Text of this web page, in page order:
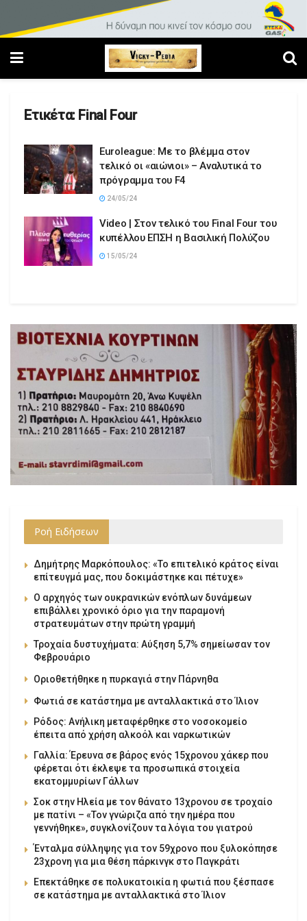
Ετικέτα: Final Four
Euroleague: Με το βλέμμα στον
τελικό οι «αιώνιοι» – Αναλυτικά το
πρόγραμμα του F4
24/05/24
Video | Στον τελικό του Final Four του
κυπέλλου ΕΠΣΗ η Βασιλική Πολύζου
15/05/24
Ροή Ειδήσεων
Δημήτρης Μαρκόπουλος: «Το επιτελικό κράτος είναι
επίτευγμά μας, που δοκιμάστηκε και πέτυχε»
Ο αρχηγός των ουκρανικών ενόπλων δυνάμεων
επιβάλλει χρονικό όριο για την παραμονή
στρατευμάτων στην πρώτη γραμμή
Τροχαία δυστυχήματα: Αύξηση 5,7% σημείωσαν τον
Φεβρουάριο
Οριοθετήθηκε η πυρκαγιά στην Πάρνηθα
Φωτιά σε κατάστημα με ανταλλακτικά στο Ίλιον
Ρόδος: Ανήλικη μεταφέρθηκε στο νοσοκομείο
έπειτα από χρήση αλκοόλ και ναρκωτικών
Γαλλία: Έρευνα σε βάρος ενός 15χρονου χάκερ που
φέρεται ότι έκλεψε τα προσωπικά στοιχεία
εκατομμυρίων Γάλλων
Σοκ στην Ηλεία με τον θάνατο 13χρονου σε τροχαίο
με πατίνι – «Τον γνώριζα από την ημέρα που
γεννήθηκε», συγκλονίζουν τα λόγια του γιατρού
Ένταλμα σύλληψης για τον 59χρονο που ξυλοκόπησε
23χρονη για μια θέση πάρκινγκ στο Παγκράτι
Επεκτάθηκε σε πολυκατοικία η φωτιά που ξέσπασε
σε κατάστημα με ανταλλακτικά στο Ίλιον